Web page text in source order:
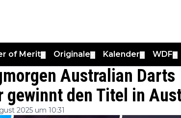
of Merit Originale Kalender WDF
Australian Darts
gewinnt den Titel in
2025 um 10:31